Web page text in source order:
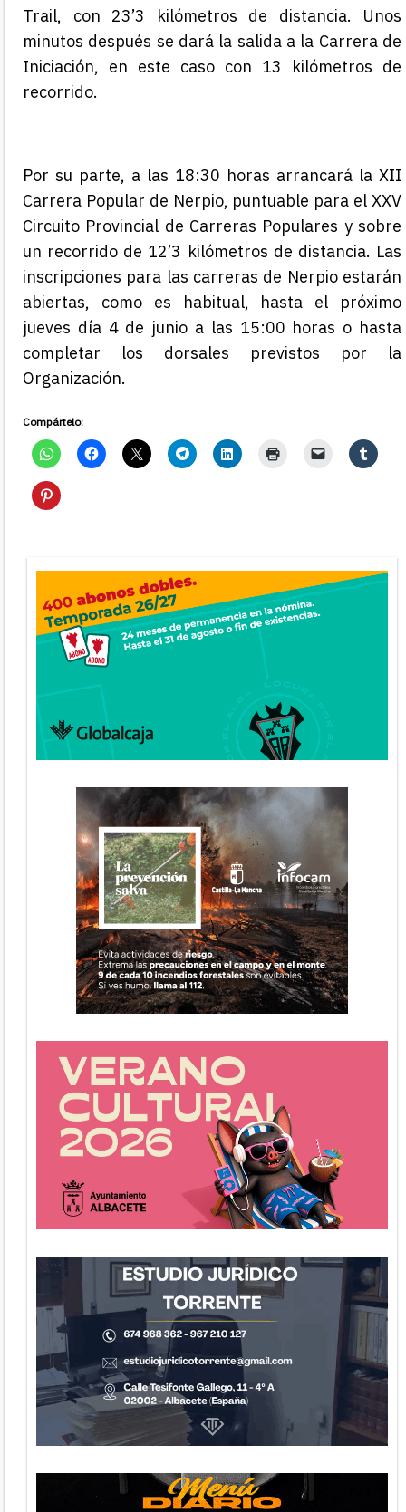
Trail, con 23’3 kilómetros de distancia. Unos
minutos después se dará la salida a la Carrera de
Iniciación, en este caso con 13 kilómetros de
recorrido.
Por su parte, a las 18:30 horas arrancará la XII
Carrera Popular de Nerpio, puntuable para el XXV
Circuito Provincial de Carreras Populares y sobre
un recorrido de 12’3 kilómetros de distancia. Las
inscripciones para las carreras de Nerpio estarán
abiertas, como es habitual, hasta el próximo
jueves día 4 de junio a las 15:00 horas o hasta
completar los dorsales previstos por la
Organización.
Compártelo: